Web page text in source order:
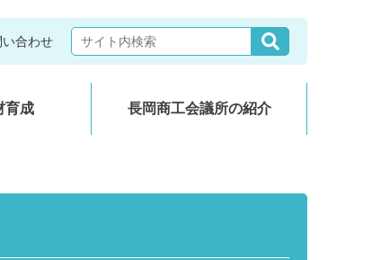
い合わせ
育成 長岡商工会議所の紹介